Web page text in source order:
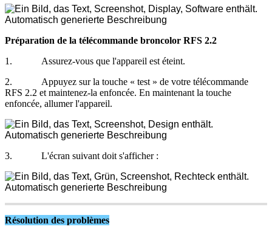
Préparation de la télécommande broncolor RFS 2.2
1 . Assurez-vous que l'appareil est éteint.
2. Appuyez sur la touche « test » de votre télécommande
RFS 2.2 et maintenez-la enfoncée. En maintenant la touche
enfoncée, allumer l'appareil.
3. L'écran suivant doit s'afficher :
Résolution des problèmes